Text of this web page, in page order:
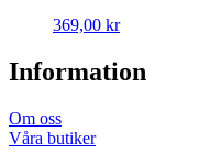
369,00 kr
Information
Om oss
Våra butiker